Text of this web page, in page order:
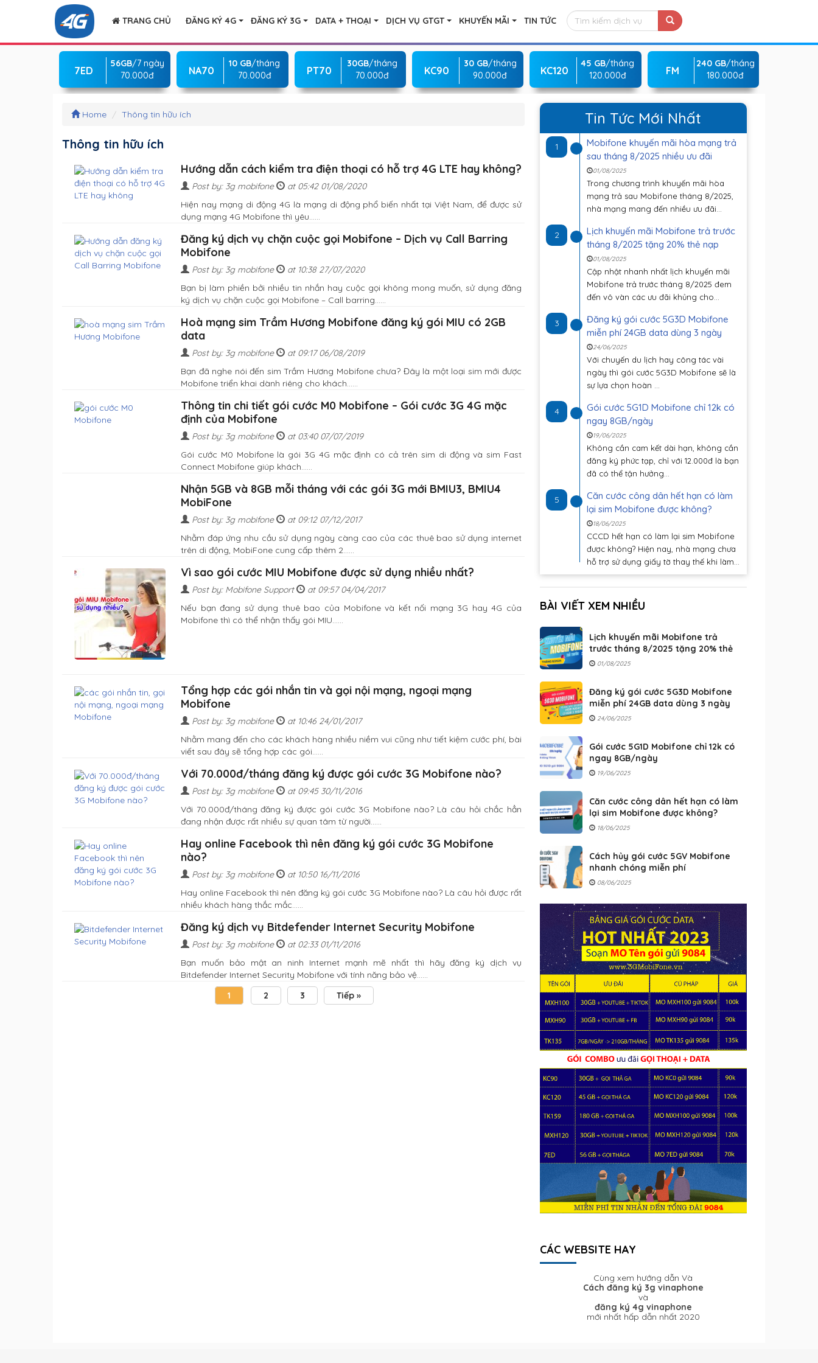
TRANG CHỦ ĐĂNG KÝ 4G ĐĂNG KÝ 3G DATA + THOẠI DỊCH VỤ GTGT KHUYẾN MÃI TIN TỨC
7ED
56GB/7 ngày
70.000đ
NA70
10 GB/tháng
70.000đ
PT70
30GB/tháng
70.000đ
KC90
30 GB/tháng
90.000đ
KC120
45 GB/tháng
120.000đ
FM
240 GB/tháng
180.000đ
Home Thông tin hữu ích
Thông tin hữu ích
Hướng dẫn cách kiểm tra điện thoại có hỗ trợ 4G LTE hay không?
Post by: 3g mobifone
at 05:42 01/08/2020
Hiện nay mạng di động 4G là mạng di động phổ biến nhất tại Việt Nam, để được sử
dụng mạng 4G Mobifone thì yêu......
Đăng ký dịch vụ chặn cuộc gọi Mobifone – Dịch vụ Call Barring
Mobifone
Post by: 3g mobifone
at 10:38 27/07/2020
Bạn bị làm phiền bởi nhiều tin nhắn hay cuộc gọi không mong muốn, sử dụng đăng
ký dịch vụ chặn cuộc gọi Mobifone – Call barring......
Hoà mạng sim Trầm Hương Mobifone đăng ký gói MIU có 2GB
data
Post by: 3g mobifone
at 09:17 06/08/2019
Bạn đã nghe nói đến sim Trầm Hương Mobifone chưa? Đây là một loại sim mới được
Mobifone triển khai dành riêng cho khách......
Thông tin chi tiết gói cước M0 Mobifone – Gói cước 3G 4G mặc
định của Mobifone
Post by: 3g mobifone
at 03:40 07/07/2019
Gói cước M0 Mobifone là gói 3G 4G mặc định có cả trên sim di động và sim Fast
Connect Mobifone giúp khách......
Nhận 5GB và 8GB mỗi tháng với các gói 3G mới BMIU3, BMIU4
MobiFone
Post by: 3g mobifone
at 09:12 07/12/2017
Nhằm đáp ứng nhu cầu sử dụng ngày càng cao của các thuê bao sử dụng internet
trên di động, MobiFone cung cấp thêm 2......
Vì sao gói cước MIU Mobifone được sử dụng nhiều nhất?
Post by: Mobifone Support
at 09:57 04/04/2017
Nếu bạn đang sử dụng thuê bao của Mobifone và kết nối mạng 3G hay 4G của
Mobifone thì có thể nhận thấy gói MIU......
Tổng hợp các gói nhắn tin và gọi nội mạng, ngoại mạng
Mobifone
Post by: 3g mobifone
at 10:46 24/01/2017
Nhằm mang đến cho các khách hàng nhiều niềm vui cũng như tiết kiệm cước phí, bài
viết sau đây sẽ tổng hợp các gói......
Với 70.000đ/tháng đăng ký được gói cước 3G Mobifone nào?
Post by: 3g mobifone
at 09:45 30/11/2016
Với 70.000đ/tháng đăng ký được gói cước 3G Mobifone nào? Là câu hỏi chắc hẳn
đang nhận được rất nhiều sự quan tâm từ người......
Hay online Facebook thì nên đăng ký gói cước 3G Mobifone
nào?
Post by: 3g mobifone
at 10:50 16/11/2016
Hay online Facebook thì nên đăng ký gói cước 3G Mobifone nào? Là câu hỏi được rất
nhiều khách hàng thắc mắc......
Đăng ký dịch vụ Bitdefender Internet Security Mobifone
Post by: 3g mobifone
at 02:33 01/11/2016
Bạn muốn bảo mật an ninh Internet mạnh mẽ nhất thì hãy đăng ký dịch vụ
Bitdefender Internet Security Mobifone với tính năng bảo vệ......
1
2 3 Tiếp »
Tin Tức Mới Nhất
1
Mobifone khuyến mãi hòa mạng trả
sau tháng 8/2025 nhiều ưu đãi
01/08/2025
Trong chương trình khuyến mãi hòa
mạng trả sau Mobifone tháng 8/2025,
nhà mạng mang đến nhiều ưu đãi...
2
Lịch khuyến mãi Mobifone trả trước
tháng 8/2025 tặng 20% thẻ nạp
01/08/2025
Cập nhật nhanh nhất lịch khuyến mãi
Mobifone trả trước tháng 8/2025 đem
đến vô vàn các ưu đãi khủng cho...
3
Đăng ký gói cước 5G3D Mobifone
miễn phí 24GB data dùng 3 ngày
24/06/2025
Với chuyến du lịch hay công tác vài
ngày thì gói cước 5G3D Mobifone sẽ là
sự lựa chọn hoàn ...
4
Gói cước 5G1D Mobifone chỉ 12k có
ngay 8GB/ngày
19/06/2025
Không cần cam kết dài hạn, không cần
đăng ký phức tạp, chỉ với 12.000đ là bạn
đã có thể tận hưởng...
5
Căn cước công dân hết hạn có làm
lại sim Mobifone được không?
18/06/2025
CCCD hết hạn có làm lại sim Mobifone
được không? Hiện nay, nhà mạng chưa
hỗ trợ sử dụng giấy tờ thay thế khi làm...
BÀI VIẾT XEM NHIỀU
Lịch khuyến mãi Mobifone trả
trước tháng 8/2025 tặng 20% thẻ
nạp01/08/2025
Đăng ký gói cước 5G3D Mobifone
miễn phí 24GB data dùng 3 ngày
24/06/2025
Gói cước 5G1D Mobifone chỉ 12k có
ngay 8GB/ngày
19/06/2025
Căn cước công dân hết hạn có làm
lại sim Mobifone được không?
18/06/2025
Cách hủy gói cước 5GV Mobifone
nhanh chóng miễn phí
08/06/2025
CÁC WEBSITE HAY
Cùng xem hướng dẫn Và
Cách đăng ký 3g vinaphone
và
đăng ký 4g vinaphone
mới nhất hấp dẫn nhất 2020